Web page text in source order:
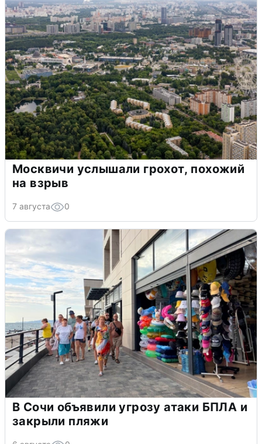
Москвичи услышали грохот, похожий
на взрыв
7 августа 0
В Сочи объявили угрозу атаки БПЛА и
закрыли пляжи